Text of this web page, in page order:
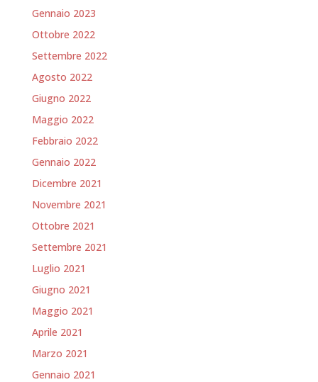
Gennaio 2023
Ottobre 2022
Settembre 2022
Agosto 2022
Giugno 2022
Maggio 2022
Febbraio 2022
Gennaio 2022
Dicembre 2021
Novembre 2021
Ottobre 2021
Settembre 2021
Luglio 2021
Giugno 2021
Maggio 2021
Aprile 2021
Marzo 2021
Gennaio 2021